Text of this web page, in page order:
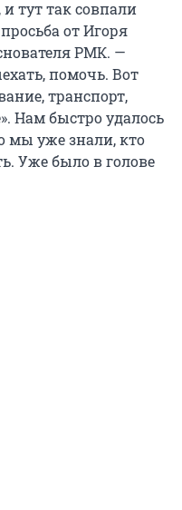
тут так совпали
от Игоря
РМК. —
помочь. Вот
транспорт,
Нам быстро удалось
мы уже знали, кто
Уже было в голове